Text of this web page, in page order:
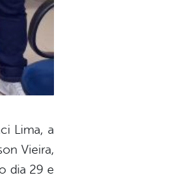
Lima, a
Vieira,
dia 29 e